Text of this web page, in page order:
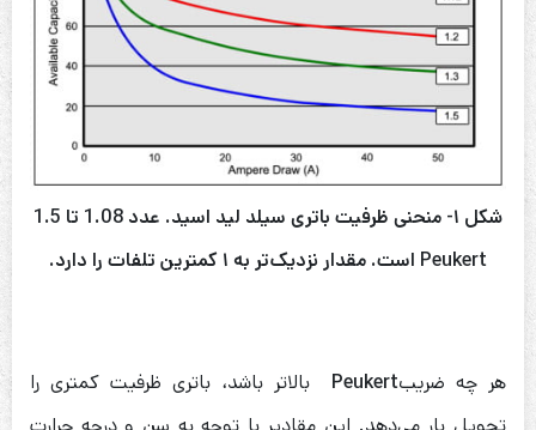
شکل ۱- منحنی ظرفیت باتری سیلد لید اسید. عدد 1.08 تا 1.5
Peukert است. مقدار نزدیک‌تر به ۱ کمترین تلفات را دارد.
هر چه ضریبPeukert بالاتر باشد، باتری ظرفیت کمتری را